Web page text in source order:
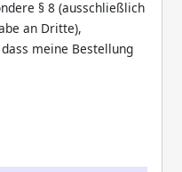
§ 8 (ausschließlich
an Dritte),
meine Bestellung